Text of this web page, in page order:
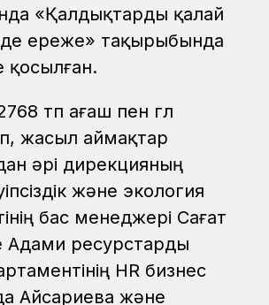
«Қалдықтарды қалай
ереже» тақырыбында
қосылған.
түп ағаш пен гүл
жасыл аймақтар
әрі дирекцияның
және экология
бас менеджері Сағат
Адами ресурстарды
HR бизнес
Айсариева және